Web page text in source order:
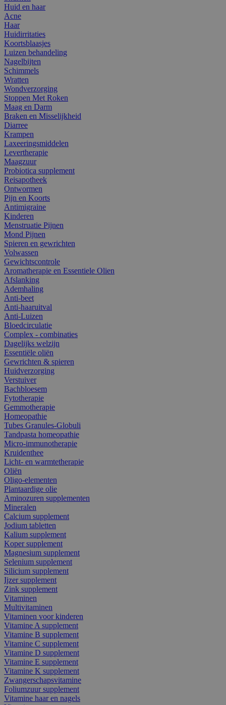
Huid en haar
Acne
Haar
Huidirritaties
Koortsblaasjes
Luizen behandeling
Nagelbijten
Schimmels
Wratten
Wondverzorging
Stoppen Met Roken
Maag en Darm
Braken en Misselijkheid
Diarree
Krampen
Laxeeringsmiddelen
Levertherapie
Maagzuur
Probiotica supplement
Reisapotheek
Ontwormen
Pijn en Koorts
Antimigraine
Kinderen
Menstruatie Pijnen
Mond Pijnen
Spieren en gewrichten
Volwassen
Gewichtscontrole
Aromatherapie en Essentiele Olien
Afslanking
Ademhaling
Anti-beet
Anti-haaruitval
Anti-Luizen
Bloedcirculatie
Complex - combinaties
Dagelijks welzijn
Essentiële oliën
Gewrichten & spieren
Huidverzorging
Verstuiver
Bachbloesem
Fytotherapie
Gemmotherapie
Homeopathie
Tubes Granules-Globuli
Tandpasta homeopathie
Micro-immunotherapie
Kruidenthee
Licht- en warmtetherapie
Oliën
Oligo-elementen
Plantaardige olie
Aminozuren supplementen
Mineralen
Calcium supplement
Jodium tabletten
Kalium supplement
Koper supplement
Magnesium supplement
Selenium supplement
Silicium supplement
Ijzer supplement
Zink supplement
Vitaminen
Multivitaminen
Vitaminen voor kinderen
Vitamine A supplement
Vitamine B supplement
Vitamine C supplement
Vitamine D supplement
Vitamine E supplement
Vitamine K supplement
Zwangerschapsvitamine
Foliumzuur supplement
Vitamine haar en nagels